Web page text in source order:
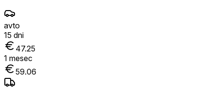
avto
15 dni
47.25
1 mesec
59.06